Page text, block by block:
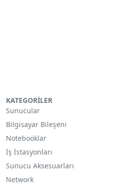
KATEGORİLER
Sunucular
Bilgisayar Bileşeni
Notebooklar
İş İstasyonları
Sunucu Aksesuarları
Network